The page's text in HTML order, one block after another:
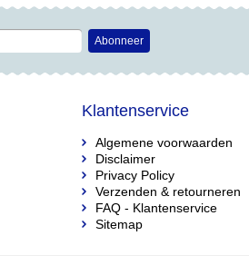
Abonneer
Klantenservice
Algemene voorwaarden
Disclaimer
Privacy Policy
Verzenden & retourneren
FAQ - Klantenservice
Sitemap